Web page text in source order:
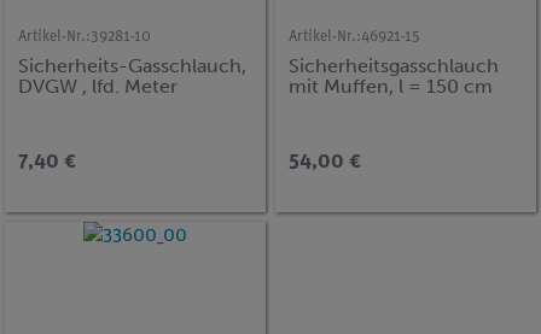
Artikel-Nr.:39281-10
Sicherheits-Gasschlauch,
DVGW , lfd. Meter
7,40 €
Artikel-Nr.:46921-15
Sicherheitsgasschlauch
mit Muffen, l = 150 cm
54,00 €